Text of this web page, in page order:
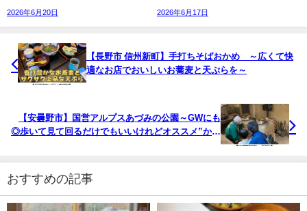
2026年6月20日 2026年6月17日
【長野市 信州新町】手打ちそばおかめ ～広くて快
適なお店でおいしいお蕎麦と天ぷらを～
【安曇野市】国営アルプスあづみの公園～GWにも
◎歩いて見て回るだけでもいいけれどオススメ”かま
おすすめの記事